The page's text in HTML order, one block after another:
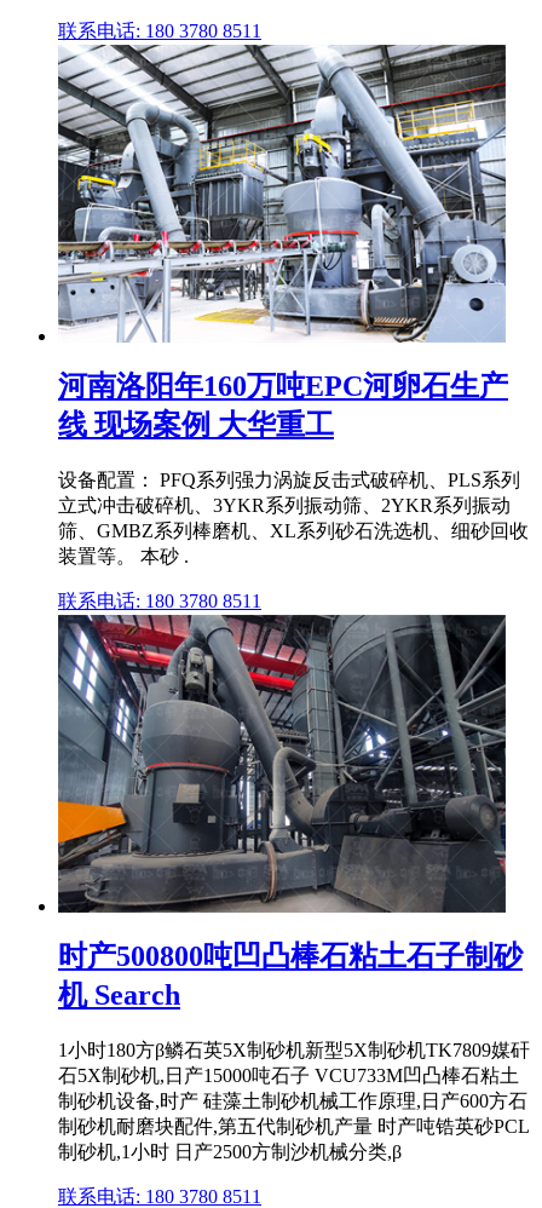
联系电话: 180 3780 8511
河南洛阳年160万吨EPC河卵石生产
线 现场案例 大华重工
设备配置： PFQ系列强力涡旋反击式破碎机、PLS系列
立式冲击破碎机、3YKR系列振动筛、2YKR系列振动
筛、GMBZ系列棒磨机、XL系列砂石洗选机、细砂回收
装置等。 本砂 .
联系电话: 180 3780 8511
时产500800吨凹凸棒石粘土石子制砂
机 Search
1小时180方β鳞石英5X制砂机新型5X制砂机TK7809媒矸
石5X制砂机,日产15000吨石子 VCU733M凹凸棒石粘土
制砂机设备,时产 硅藻土制砂机械工作原理,日产600方石
制砂机耐磨块配件,第五代制砂机产量 时产吨锆英砂PCL
制砂机,1小时 日产2500方制沙机械分类,β
联系电话: 180 3780 8511